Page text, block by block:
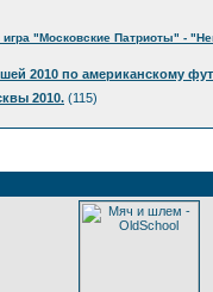
игра "Московские Патриоты" -
2010 по американскому
2010. (115)